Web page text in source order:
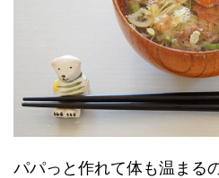
パパっと作れて体も温まる